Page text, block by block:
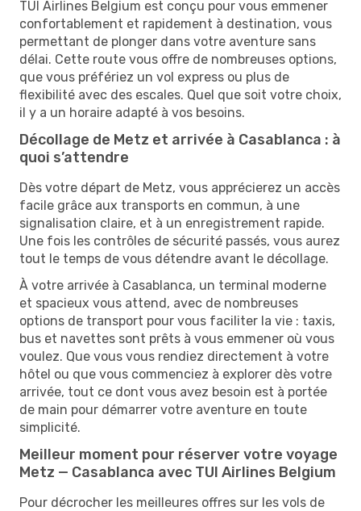
TUI Airlines Belgium est conçu pour vous emmener
confortablement et rapidement à destination, vous
permettant de plonger dans votre aventure sans
délai. Cette route vous offre de nombreuses options,
que vous préfériez un vol express ou plus de
flexibilité avec des escales. Quel que soit votre choix,
il y a un horaire adapté à vos besoins.
Décollage de Metz et arrivée à Casablanca : à
quoi s’attendre
Dès votre départ de Metz, vous apprécierez un accès
facile grâce aux transports en commun, à une
signalisation claire, et à un enregistrement rapide.
Une fois les contrôles de sécurité passés, vous aurez
tout le temps de vous détendre avant le décollage.
À votre arrivée à Casablanca, un terminal moderne
et spacieux vous attend, avec de nombreuses
options de transport pour vous faciliter la vie : taxis,
bus et navettes sont prêts à vous emmener où vous
voulez. Que vous vous rendiez directement à votre
hôtel ou que vous commenciez à explorer dès votre
arrivée, tout ce dont vous avez besoin est à portée
de main pour démarrer votre aventure en toute
simplicité.
Meilleur moment pour réserver votre voyage
Metz — Casablanca avec TUI Airlines Belgium
Pour décrocher les meilleures offres sur les vols de